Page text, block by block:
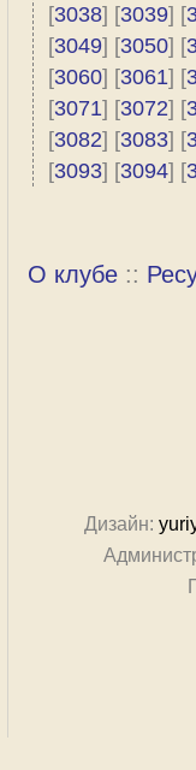
[3038] [3039] [
[3049] [3050] [
[3060] [3061] [
[3071] [3072] [
[3082] [3083] [
[3093] [3094] [
О клубе ::
Дизайн: